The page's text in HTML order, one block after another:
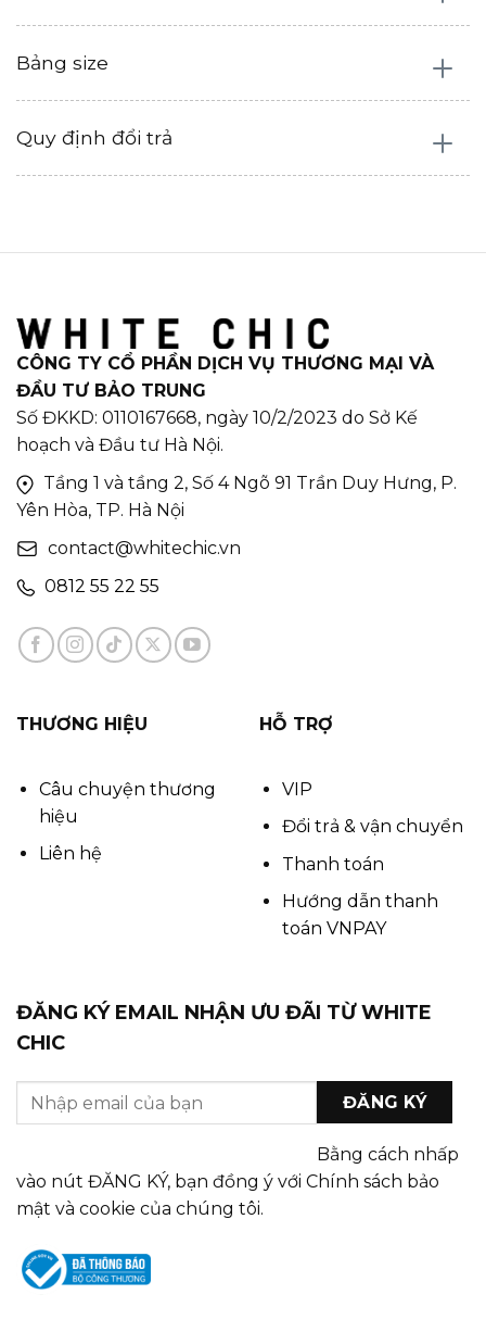
Bảng size
Quy định đổi trả
CÔNG TY CỔ PHẦN DỊCH VỤ THƯƠNG MẠI VÀ
ĐẦU TƯ BẢO TRUNG
Số ĐKKD: 0110167668, ngày 10/2/2023 do Sở Kế
hoạch và Đầu tư Hà Nội.
Tầng 1 và tầng 2, Số 4 Ngõ 91 Trần Duy Hưng, P.
Yên Hòa, TP. Hà Nội
contact@whitechic.vn
0812 55 22 55
THƯƠNG HIỆU
Câu chuyện thương
hiệu
Liên hệ
HỖ TRỢ
VIP
Đổi trả & vận chuyển
Thanh toán
Hướng dẫn thanh
toán VNPAY
ĐĂNG KÝ EMAIL NHẬN ƯU ĐÃI TỪ WHITE
CHIC
Bằng cách nhấp
vào nút ĐĂNG KÝ, bạn đồng ý với Chính sách bảo
mật và cookie của chúng tôi.